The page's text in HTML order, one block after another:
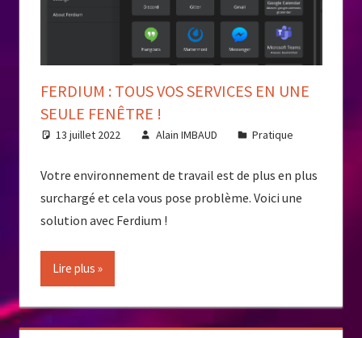
FERDIUM : TOUS VOS SERVICES EN UNE
SEULE FENÊTRE !
13 juillet 2022 Alain IMBAUD Pratique
Votre environnement de travail est de plus en plus
surchargé et cela vous pose problème. Voici une
solution avec Ferdium !
Lire plus